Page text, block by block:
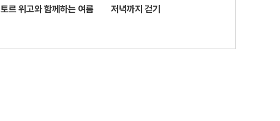
르 위고와 함께하는 여름 저녁까지 걷기